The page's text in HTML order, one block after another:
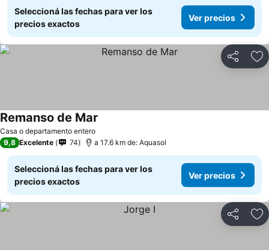
Seleccioná las fechas para ver los
precios exactos
Ver precios
Compartir
Casa o departamento entero
Remanso de Mar
9,8 Excelente 74 a 17.6 km de: Aquasol
Seleccioná las fechas para ver los
precios exactos
Ver precios
Compartir